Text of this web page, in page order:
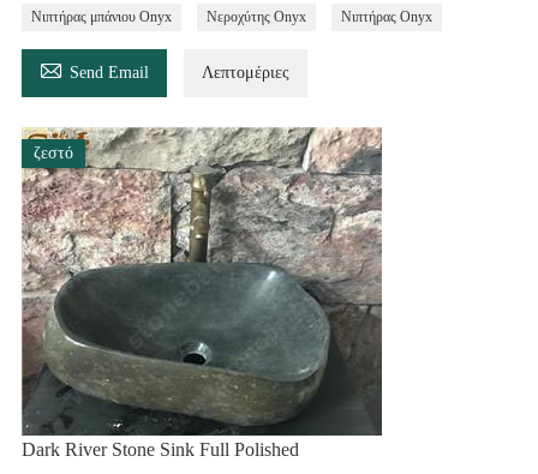
Νιπτήρας μπάνιου Onyx Νεροχύτης Onyx Νιπτήρας Onyx
 Send Email Λεπτομέριες
ζεστό
Dark River Stone Sink Full Polished